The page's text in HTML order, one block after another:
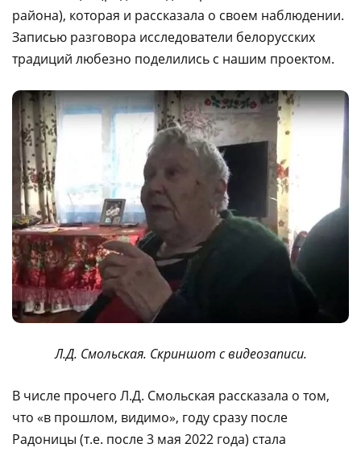
района), которая и рассказала о своем наблюдении.
Записью разговора исследователи белорусских
традиций любезно поделились с нашим проектом.
Л.Д. Смольская. Скриншот с видеозаписи.
В числе прочего Л.Д. Смольская рассказала о том,
что «в прошлом, видимо», году сразу после
Радоницы (т.е. после 3 мая 2022 года) стала